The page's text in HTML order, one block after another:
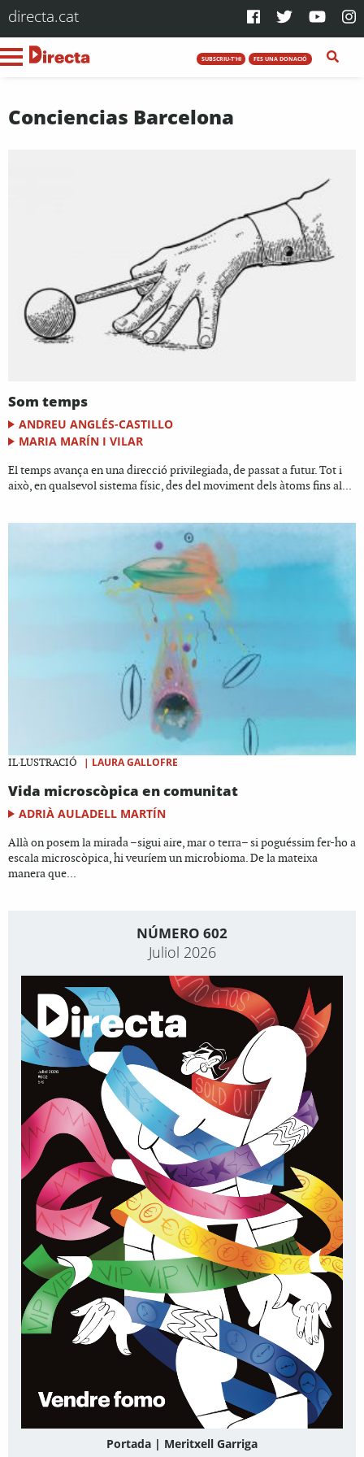
directa.cat
SUBSCRIU-T'HI FES UNA DONACIÓ
Conciencias Barcelona
Som temps
ANDREU ANGLÉS-CASTILLO
MARIA MARÍN I VILAR
El temps avança en una direcció privilegiada, de passat a futur. Tot i
això, en qualsevol sistema físic, des del moviment dels àtoms fins al...
IL·LUSTRACIÓ | LAURA GALLOFRE
Vida microscòpica en comunitat
ADRIÀ AULADELL MARTÍN
Allà on posem la mirada –sigui aire, mar o terra– si poguéssim fer-ho a
escala microscòpica, hi veuríem un microbioma. De la mateixa
manera que...
NÚMERO 602
Juliol 2026
Portada | Meritxell Garriga